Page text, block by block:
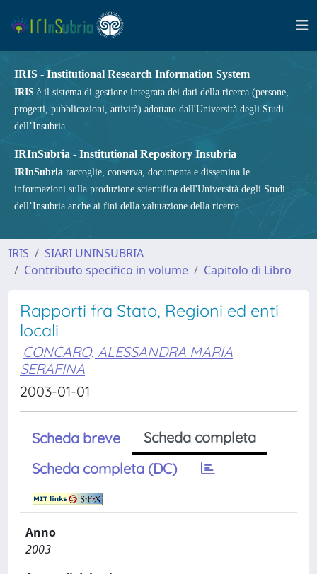
IRIS - Institutional Research Information System
IRIS è il sistema di gestione integrata dei dati della ricerca (persone,
progetti, pubblicazioni, attività) adottato dall'Università degli Studi
dell’Insubria.
IRInSubria - Institutional Repository Insubria
IRInSubria raccoglie, conserva, documenta e dissemina le
informazioni sulla produzione scientifica dell'Università degli Studi
dell’Insubria anche ai fini della valutazione della ricerca.
IRIS
SIARI UNINSUBRIA
Contributo specifico in volume
Capitolo di Libro
Rapporti fra Stato, Regioni ed enti
locali
CONCARO, ALESSANDRA MARIA
SERAFINA
2003-01-01
Scheda breve
Scheda completa
Scheda completa (DC)
Anno
2003